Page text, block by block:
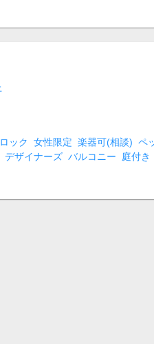
ック 女性限定 楽器可(相談) ペ
デザイナーズ バルコニー 庭付き